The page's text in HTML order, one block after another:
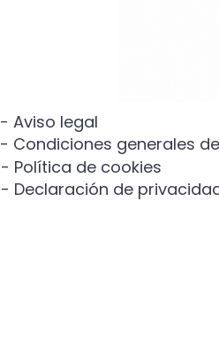
- Aviso legal
- Condiciones generales
- Política de cookies
- Declaración de